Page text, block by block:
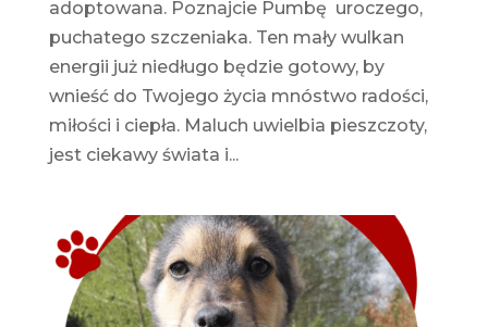
adoptowana. Poznajcie Pumbę uroczego,
puchatego szczeniaka. Ten mały wulkan
energii już niedługo będzie gotowy, by
wnieść do Twojego życia mnóstwo radości,
miłości i ciepła. Maluch uwielbia pieszczoty,
jest ciekawy świata i...